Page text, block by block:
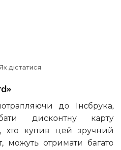
дістатися
дисконтну карту
хто купив цей зручний
можуть отримати багато